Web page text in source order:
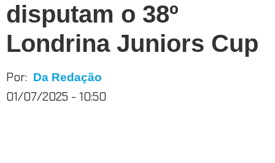
disputam o 38º
Londrina Juniors Cup
Por: Da Redação
01/07/2025 - 10:50